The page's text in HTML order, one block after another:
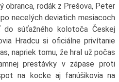
obranca, rodák z Prešova, Peter
necelých deviatich mesiacoch
súťažného kolotoča Českej
Hradcu si oficiálne privítanie
napriek tomu, že hral už počas
prestávky v zápase proti
na kocke aj fanúšikovia na